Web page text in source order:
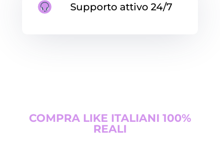
Supporto attivo 24/7
COMPRA LIKE ITALIANI 100%
REALI